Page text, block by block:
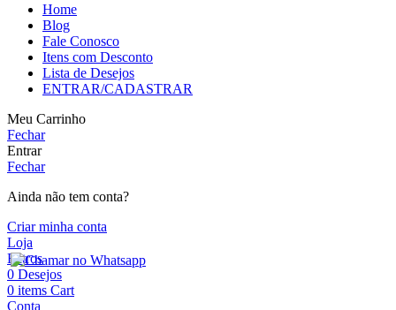
Home
Blog
Fale Conosco
Itens com Desconto
Lista de Desejos
ENTRAR/CADASTRAR
Meu Carrinho
Fechar
Entrar
Fechar
Ainda não tem conta?
Criar minha conta
Loja
Filtros
0 Desejos
0 items Cart
Conta